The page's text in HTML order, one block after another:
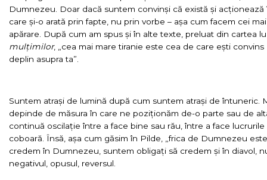
Dumnezeu. Doar dacă suntem convinși că există și
care și-o arată prin fapte, nu prin vorbe – așa cum facem cei
apărare. După cum am spus și în alte texte, preluat din cartea
mulțimilor, „cea mai mare tiranie este cea de care ești
deplin asupra ta”.
Suntem atrași de lumină după cum suntem atrași de întuneric.
depinde de măsura în care ne poziționăm de-o parte sau de
continuă oscilație între a face bine sau rău, între a face
coboară. Însă, așa cum găsim în Pilde, „frica de Dumnezeu
credem în Dumnezeu, suntem obligați să credem și în diavol,
negativul, opusul, reversul.